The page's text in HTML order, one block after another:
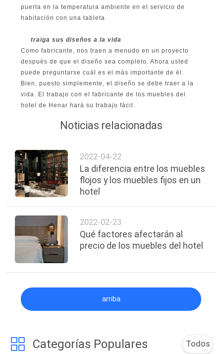
puerta en la temperatura ambiente en el servicio de
habitación con una tableta
traiga sus diseños a la vida
Como fabricante, nos traen a menudo en un proyecto
después de que el diseño sea completo. Ahora usted
puede preguntarse cuál es el más importante de él.
Bien, puesto simplemente, el diseño se debe traer a la
vida. El trabajo con el fabricante de los muebles del
hotel de Henar hará su trabajo fácil.
Noticias relacionadas
2022-04-22
La diferencia entre los muebles
flojos y los muebles fijos en un
hotel
2022-02-23
Qué factores afectarán al
precio de los muebles del hotel
arriba
Categorías Populares Todos